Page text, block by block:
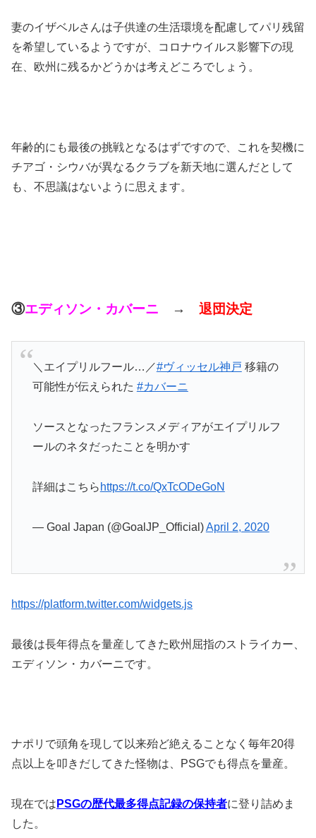
妻のイザベルさんは子供達の生活環境を配慮してパリ残留
を希望しているようですが、コロナウイルス影響下の現
在、欧州に残るかどうかは考えどころでしょう。
年齢的にも最後の挑戦となるはずですので、これを契機に
チアゴ・シウバが異なるクラブを新天地に選んだとして
も、不思議はないように思えます。
③エディソン・カバーニ → 退団決定
＼エイプリルフール…／#ヴィッセル神戸 移籍の
可能性が伝えられた #カバーニ
ソースとなったフランスメディアがエイプリルフ
ールのネタだったことを明かす
詳細はこちら https://t.co/QxTcODeGoN
— Goal Japan (@GoalJP_Official)April 2, 2020
https://platform.twitter.com/widgets.js
最後は長年得点を量産してきた欧州屈指のストライカー、
エディソン・カバーニです。
ナポリで頭角を現して以来殆ど絶えることなく毎年20得
点以上を叩きだしてきた怪物は、PSGでも得点を量産。
現在では PSGの歴代最多得点記録の保持者に登り詰めま
した。